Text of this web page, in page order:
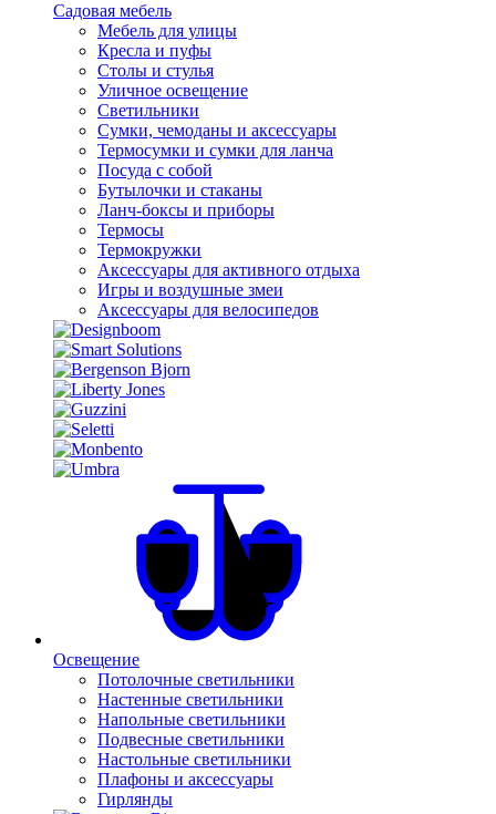
Садовая мебель
Мебель для улицы
Кресла и пуфы
Столы и стулья
Уличное освещение
Светильники
Сумки, чемоданы и аксессуары
Термосумки и сумки для ланча
Посуда с собой
Бутылочки и стаканы
Ланч-боксы и приборы
Термосы
Термокружки
Аксессуары для активного отдыха
Игры и воздушные змеи
Аксессуары для велосипедов
Освещение
Потолочные светильники
Настенные светильники
Напольные светильники
Подвесные светильники
Настольные светильники
Плафоны и аксессуары
Гирлянды